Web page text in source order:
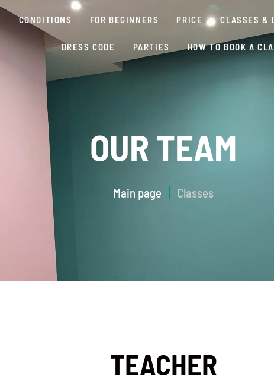
CONDITIONS FOR BEGINNERS PRICE CLASSES &
DRESS CODE PARTIES HOW TO BOOK A
OUR TEAM
Main page Classes
TEACHER